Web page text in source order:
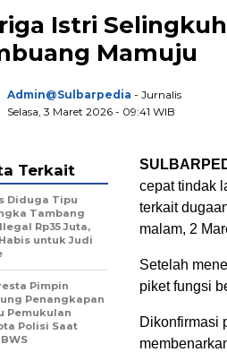
Istri
Mamuju
Admin@sulbarpedia - Jurnalis
Selasa, 3 Maret 2026 - 09:41 WIB
cepat tindak
terkait
malam, 2
Setelah
piket fungsi
Dikonfirmasi
Terkait
Diduga Tipu
Tambang
Rp35 Juta,
untuk Judi
Pimpin
Penangkapan
Pemukulan
Polisi Saat